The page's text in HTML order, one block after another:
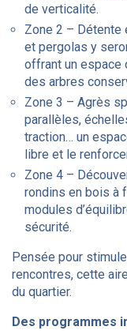
de verticalité.
Zone 2 – Détente
et pergolas y
offrant un espace
des arbres
Zone 3 – Agrès
parallèles,
traction… un
libre et le
Zone 4 –
rondins en bois à
modules
sécurité.
Pensée pour
rencontres, cette
du quartier.
Des programmes